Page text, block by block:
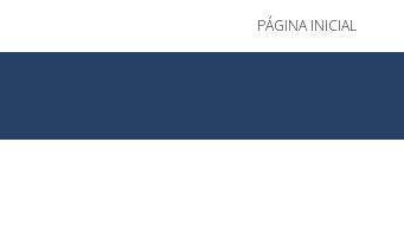
PÁGINA INICIAL